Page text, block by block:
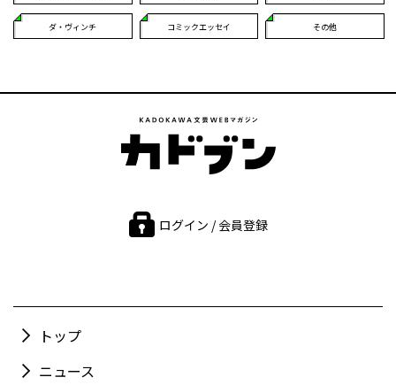
ダ・ヴィンチ コミックエッセイ その他
ログイン / 会員登録
トップ
ニュース